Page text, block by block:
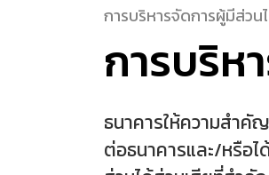
การบริหารจัดการผู้มีส่วน
การบริห
ธนาคารให้ความสำคั
ต่อธนาคารและ/หรือ